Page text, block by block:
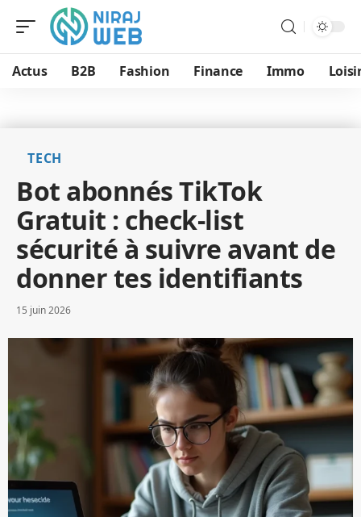
Actus B2B Fashion Finance Immo
TECH
Bot abonnés TikTok
Gratuit : check-list
sécurité à suivre avant de
donner tes identifiants
15 juin 2026